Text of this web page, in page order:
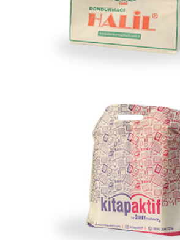
Pastane Bez Çantaları
Pastane için bez çanta | Çeşitleri | Fiyatları